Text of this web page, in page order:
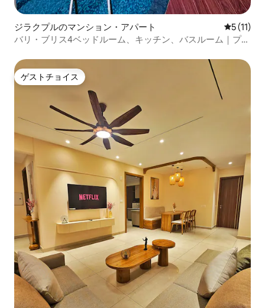
ジラクプルのマンション・アパート レビュー
5 (11)
バリ・ブリス4ベッドルーム、キッチン、バスルーム｜プー
ゲストチョイス
ゲストチョイス